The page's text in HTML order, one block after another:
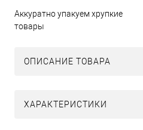
Аккуратно упакуем хрупкие
товары
ОПИСАНИЕ ТОВАРА
ХАРАКТЕРИСТИКИ